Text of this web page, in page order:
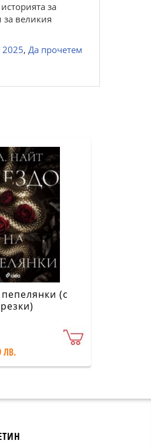
за
за великия
2025, Да прочетем
(с
ЛВ.